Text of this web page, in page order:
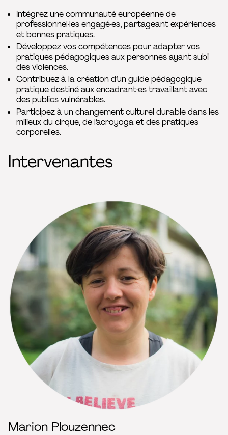
Intégrez une communauté européenne de
professionnel·les engagé·es, partageant expériences
et bonnes pratiques.
Développez vos compétences pour adapter vos
pratiques pédagogiques aux personnes ayant subi
des violences.
Contribuez à la création d’un guide pédagogique
pratique destiné aux encadrant·es travaillant avec
des publics vulnérables.
Participez à un changement culturel durable dans les
milieux du cirque, de l’acroyoga et des pratiques
corporelles.
Intervenantes
Marion Plouzennec